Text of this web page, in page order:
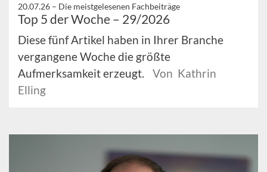
20.07.26 – Die meistgelesenen Fachbeiträge
Top 5 der Woche – 29/2026
Diese fünf Artikel haben in Ihrer Branche
vergangene Woche die größte
Aufmerksamkeit erzeugt.
Von Kathrin
Elling